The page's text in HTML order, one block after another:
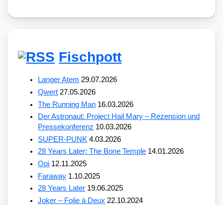
Fischpott
Langer Atem 29.07.2026
Qwert 27.05.2026
The Running Man 16.03.2026
Der Astronaut: Project Hail Mary – Rezension und
Pressekonferenz 10.03.2026
SUPER-PUNK 4.03.2026
28 Years Later: The Bone Temple 14.01.2026
Opi 12.11.2025
Faraway 1.10.2025
28 Years Later 19.06.2025
Joker – Folie à Deux 22.10.2024